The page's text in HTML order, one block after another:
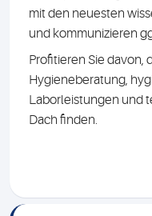
mit den neuesten
und kommunizieren
Profitieren Sie davon,
Hygieneberatung,
Laborleistungen und
Dach finden.